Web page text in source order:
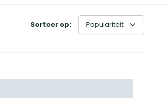
Sorteer op: